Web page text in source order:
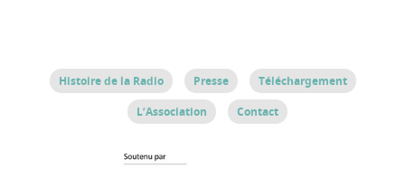
Histoire de la Radio Presse
Téléchargement
L’Association
Contact